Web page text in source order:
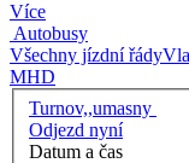
Více
Autobusy
Všechny jízdní řády
MHD
Turnov,,umasny
Odjezd nyní
Datum a čas